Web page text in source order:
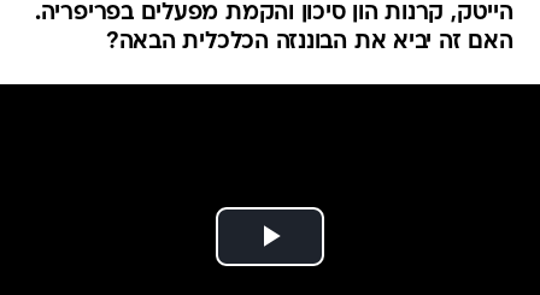
הייטק, קרנות הון סיכון והקמת מפעלים בפריפריה.
האם זה יביא את הבוננזה הכלכלית הבאה?